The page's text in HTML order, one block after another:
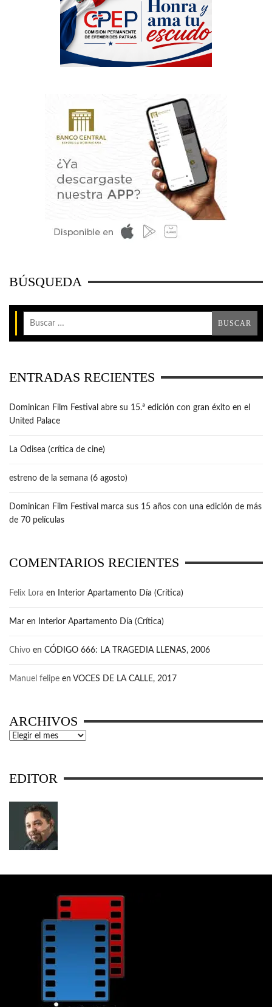
BÚSQUEDA
ENTRADAS RECIENTES
Dominican Film Festival abre su 15.ª edición con gran éxito en el
United Palace
La Odisea (crítica de cine)
estreno de la semana (6 agosto)
Dominican Film Festival marca sus 15 años con una edición de más
de 70 películas
COMENTARIOS RECIENTES
Felix Lora en Interior Apartamento Día (Crítica)
Mar en Interior Apartamento Día (Crítica)
Chivo en CÓDIGO 666: LA TRAGEDIA LLENAS, 2006
Manuel felipe en VOCES DE LA CALLE, 2017
ARCHIVOS
Archivos
EDITOR